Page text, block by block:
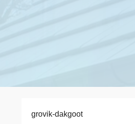
grovik-dakgoot